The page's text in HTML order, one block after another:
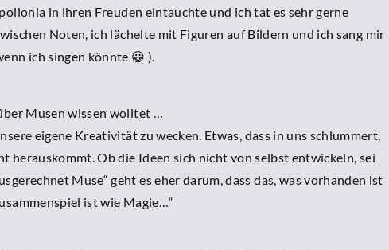
in ihren Freuden eintauchte und ich tat es sehr gerne
Noten, ich lächelte mit Figuren auf Bildern und ich sang mir
ich singen könnte 😀 ).
Musen wissen wolltet …
eigene Kreativität zu wecken. Etwas, dass in uns schlummert,
herauskommt. Ob die Ideen sich nicht von selbst entwickeln, sei
Muse“ geht es eher darum, dass das, was vorhanden ist
ist wie Magie…“